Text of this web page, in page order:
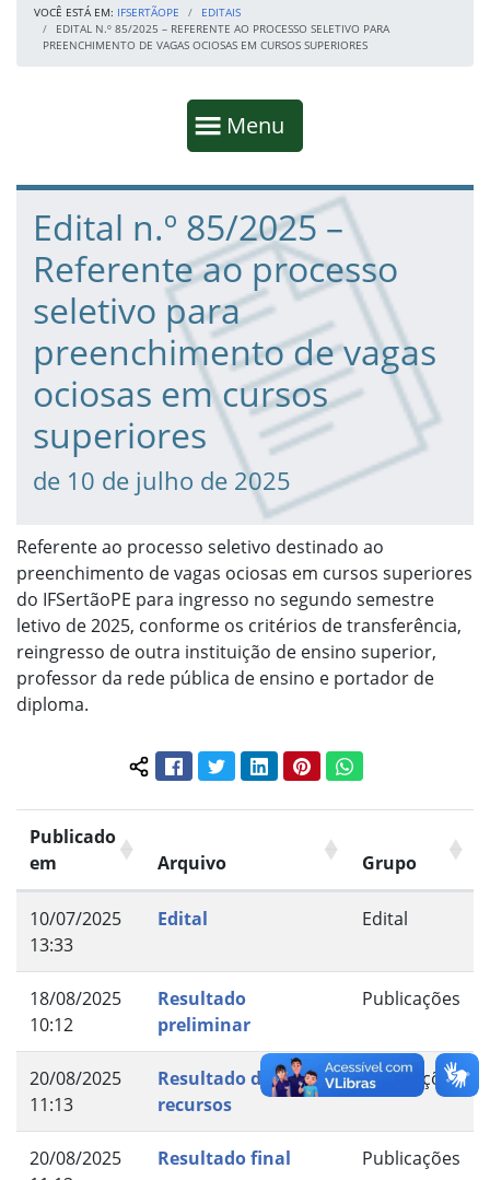
VOCÊ ESTÁ EM: IFSERTÃOPE
EDITAIS
EDITAL N.º 85/2025 – REFERENTE AO PROCESSO SELETIVO PARA
PREENCHIMENTO DE VAGAS OCIOSAS EM CURSOS SUPERIORES
Mostrar
Menu
Fim da navegação
Início do conteúdo
Edital n.º 85/2025 –
Referente ao processo
seletivo para
preenchimento de vagas
ociosas em cursos
superiores
de 10 de julho de 2025
Referente ao processo seletivo destinado ao
preenchimento de vagas ociosas em cursos superiores
do IFSertãoPE para ingresso no segundo semestre
letivo de 2025, conforme os critérios de transferência,
reingresso de outra instituição de ensino superior,
professor da rede pública de ensino e portador de
diploma.
Compartilhar conteúdo:
FacebookTwitterLinkedInPinterestWhatsApp
Publicado
em
Arquivo Grupo
10/07/2025
13:33
Edital Edital
18/08/2025
10:12
Resultado
preliminar
Publicações
20/08/2025
11:13
Resultado de
recursos
Publicações
20/08/2025
Resultado final Publicações